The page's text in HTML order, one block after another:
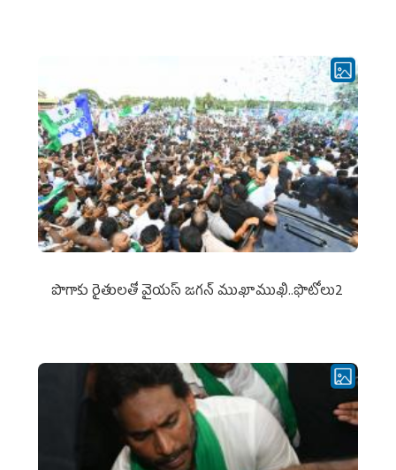
పొగాకు రైతుల‌తో వైయ‌స్ జ‌గ‌న్ ముఖాముఖి..ఫొటోలు2